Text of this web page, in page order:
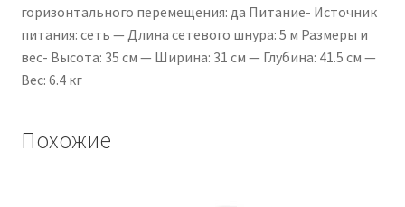
горизонтального перемещения: да Питание- Источник
питания: сеть — Длина сетевого шнура: 5 м Размеры и
вес- Высота: 35 см — Ширина: 31 см — Глубина: 41.5 см —
Вес: 6.4 кг
Похожие